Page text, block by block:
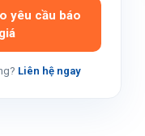
yêu cầu báo
giá
Liên hệ ngay